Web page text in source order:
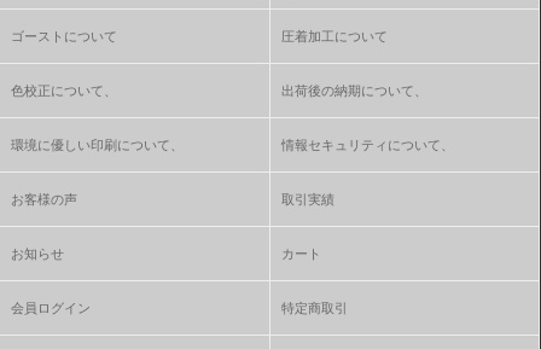
ゴーストについて 圧着加工について
色校正について、 出荷後の納期について、
環境に優しい印刷について、 情報セキュリティについて、
お客様の声 取引実績
お知らせ カート
会員ログイン 特定商取引